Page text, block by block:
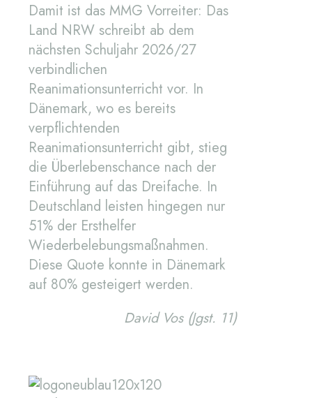
Damit ist das MMG Vorreiter: Das
Land NRW schreibt ab dem
nächsten Schuljahr 2026/27
verbindlichen
Reanimationsunterricht vor. In
Dänemark, wo es bereits
verpflichtenden
Reanimationsunterricht gibt, stieg
die Überlebenschance nach der
Einführung auf das Dreifache. In
Deutschland leisten hingegen nur
51% der Ersthelfer
Wiederbelebungsmaßnahmen.
Diese Quote konnte in Dänemark
auf 80% gesteigert werden.
David Vos (Jgst. 11)